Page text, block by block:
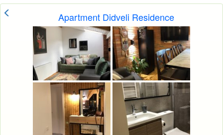
Apartment Didveli Residence